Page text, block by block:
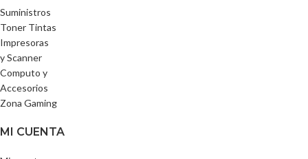
Suministros
Toner Tintas
Impresoras
y Scanner
Computo y
Accesorios
Zona Gaming
MI CUENTA